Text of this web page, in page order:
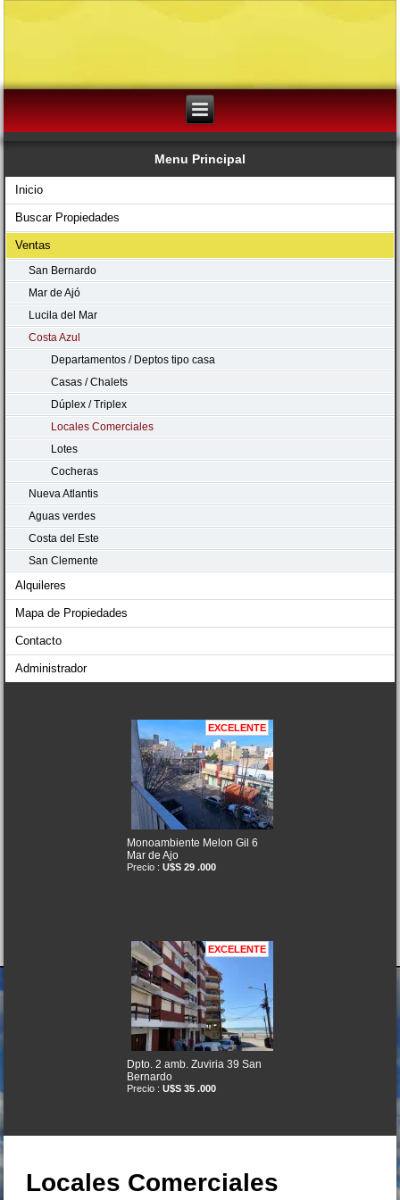
Menu Principal
Inicio
Buscar Propiedades
Ventas
San Bernardo
Mar de Ajó
Lucila del Mar
Costa Azul
Departamentos / Deptos tipo casa
Casas / Chalets
Dúplex / Triplex
Locales Comerciales
Lotes
Cocheras
Nueva Atlantis
Aguas verdes
Costa del Este
San Clemente
Alquileres
Mapa de Propiedades
Contacto
Administrador
Monoambiente Melon Gil 6
Mar de Ajo
EXCELENTE
Precio : U$S 29 .000
Dpto. 2 amb. Zuviria 39 San
Bernardo
EXCELENTE
Precio : U$S 35 .000
Locales Comerciales